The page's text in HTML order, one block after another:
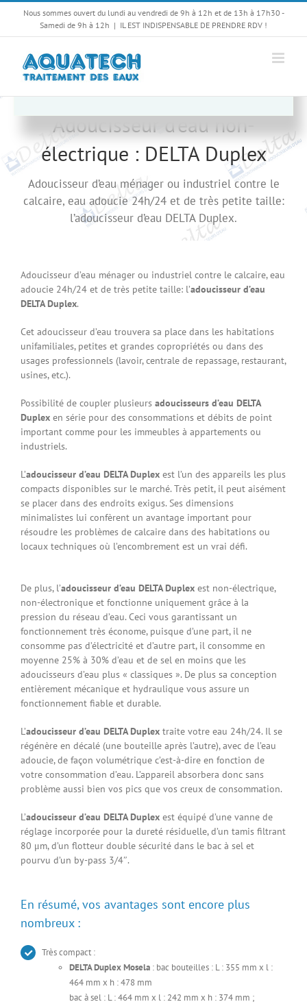
Passer
contenu
Nous sommes ouvert du lundi au vendredi de 9h à 12h et de 13h à 17h30 -
Samedi de 9h à 12h | IL EST INDISPENSABLE DE PRENDRE RDV !
Adoucisseur d’eau non-
électrique : DELTA Duplex
Adoucisseur d’eau ménager ou industriel contre le
calcaire, eau adoucie 24h/24 et de très petite taille:
l’adoucisseur d’eau DELTA Duplex.
Adoucisseur d’eau ménager ou industriel contre le calcaire, eau
adoucie 24h/24 et de très petite taille: l’adoucisseur d’eau
DELTA Duplex.
Cet adoucisseur d’eau trouvera sa place dans les habitations
unifamiliales, petites et grandes copropriétés ou dans des
usages professionnels (lavoir, centrale de repassage, restaurant,
usines, etc.).
Possibilité de coupler plusieurs adoucisseurs d’eau DELTA
Duplex en série pour des consommations et débits de point
important comme pour les immeubles à appartements ou
industriels.
L’adoucisseur d’eau DELTA Duplex est l’un des appareils les plus
compacts disponibles sur le marché. Très petit, il peut aisément
se placer dans des endroits exigus. Ses dimensions
minimalistes lui confèrent un avantage important pour
résoudre les problèmes de calcaire dans des habitations ou
locaux techniques où l’encombrement est un vrai défi.
De plus, l’adoucisseur d’eau DELTA Duplex est non-électrique,
non-électronique et fonctionne uniquement grâce à la
pression du réseau d’eau. Ceci vous garantissant un
fonctionnement très économe, puisque d’une part, il ne
consomme pas d’électricité et d’autre part, il consomme en
moyenne 25% à 30% d’eau et de sel en moins que les
adoucisseurs d’eau plus « classiques ». De plus sa conception
entièrement mécanique et hydraulique vous assure un
fonctionnement fiable et durable.
L’adoucisseur d’eau DELTA Duplex traite votre eau 24h/24. Il se
régénère en décalé (une bouteille après l’autre), avec de l’eau
adoucie, de façon volumétrique c’est-à-dire en fonction de
votre consommation d’eau. L’appareil absorbera donc sans
problème aussi bien vos pics que vos creux de consommation.
L’adoucisseur d’eau DELTA Duplex est équipé d’une vanne de
réglage incorporée pour la dureté résiduelle, d’un tamis filtrant
80 μm, d’un flotteur double sécurité dans le bac à sel et
pourvu d’un by-pass 3/4″.
En résumé, vos avantages sont encore plus
nombreux :
Très compact :
DELTA Duplex Mosela : bac bouteilles : L : 355 mm x l :
464 mm x h : 478 mm
bac à sel : L : 464 mm x l : 242 mm x h : 374 mm ;
Envie de nous suivre ? Faites-vous
plaisir :)